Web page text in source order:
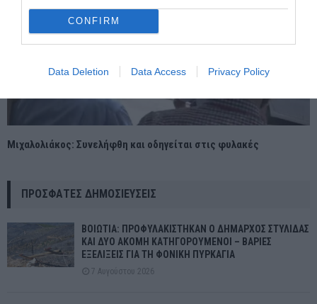
CONFIRM
Data Deletion Data Access Privacy Policy
Μιχαλολιάκος: Συνελήφθη και οδηγείται στις φυλακές
ΠΡΌΣΦΑΤΕΣ ΔΗΜΟΣΙΕΎΣΕΙΣ
ΒΟΙΩΤΙΑ: ΠΡΟΦΥΛΑΚΙΣΤΗΚΑΝ Ο ΔΗΜΑΡΧΟΣ ΣΤΥΛΙΔΑΣ
ΚΑΙ ΔΥΟ ΑΚΟΜΗ ΚΑΤΗΓΟΡΟΥΜΕΝΟΙ – ΒΑΡΙΕΣ
ΕΞΕΛΙΞΕΙΣ ΓΙΑ ΤΗ ΦΟΝΙΚΗ ΠΥΡΚΑΓΙΑ
7 Αυγούστου 2026